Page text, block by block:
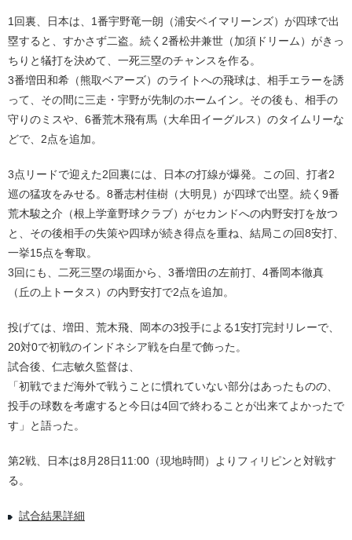
1回裏、日本は、1番宇野竜一朗（浦安ベイマリーンズ）が四球で出
塁すると、すかさず二盗。続く2番松井兼世（加須ドリーム）がきっ
ちりと犠打を決めて、一死三塁のチャンスを作る。
3番増田和希（熊取ベアーズ）のライトへの飛球は、相手エラーを誘
って、その間に三走・宇野が先制のホームイン。その後も、相手の
守りのミスや、6番荒木飛有馬（大牟田イーグルス）のタイムリーな
どで、2点を追加。
3点リードで迎えた2回裏には、日本の打線が爆発。この回、打者2
巡の猛攻をみせる。8番志村佳樹（大明見）が四球で出塁。続く9番
荒木駿之介（根上学童野球クラブ）がセカンドへの内野安打を放つ
と、その後相手の失策や四球が続き得点を重ね、結局この回8安打、
一挙15点を奪取。
3回にも、二死三塁の場面から、3番増田の左前打、4番岡本徹真
（丘の上トータス）の内野安打で2点を追加。
投げては、増田、荒木飛、岡本の3投手による1安打完封リレーで、
20対0で初戦のインドネシア戦を白星で飾った。
試合後、仁志敏久監督は、
「初戦でまだ海外で戦うことに慣れていない部分はあったものの、
投手の球数を考慮すると今日は4回で終わることが出来てよかったで
す」と語った。
第2戦、日本は8月28日11:00（現地時間）よりフィリピンと対戦す
る。
試合結果詳細